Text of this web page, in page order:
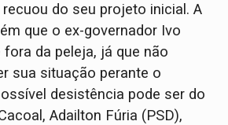
do seu projeto inicial. A
que o ex-governador Ivo
da peleja, já que não
sua situação perante o
desistência pode ser do
Adailton Fúria (PSD),